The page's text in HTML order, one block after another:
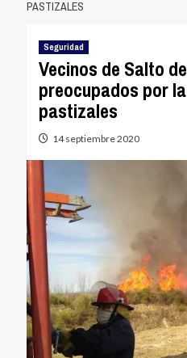
PASTIZALES
Seguridad
Vecinos de Salto
preocupados por
pastizales
14 septiembre 2020